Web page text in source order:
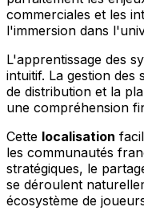
commerciales et les
l'immersion dans
L'apprentissage des
intuitif. La gestion des
de distribution et la
une compréhension
Cette localisation
les communautés
stratégiques, le
se déroulent
écosystème de